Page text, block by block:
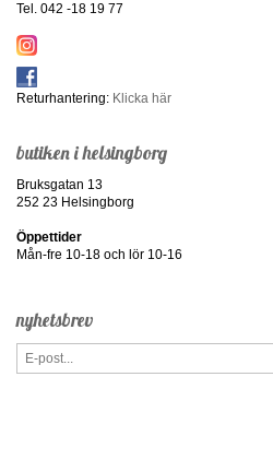
Tel. 042 -18 19 77
Returhantering: Klicka här
butiken i helsingborg
Bruksgatan 13
252 23 Helsingborg
Öppettider
Mån-fre 10-18 och lör 10-16
nyhetsbrev